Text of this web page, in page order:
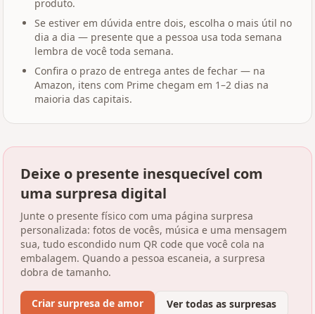
produto.
Se estiver em dúvida entre dois, escolha o mais útil no
dia a dia — presente que a pessoa usa toda semana
lembra de você toda semana.
Confira o prazo de entrega antes de fechar — na
Amazon, itens com Prime chegam em 1–2 dias na
maioria das capitais.
Deixe o presente inesquecível com
uma surpresa digital
Junte o presente físico com uma página surpresa
personalizada: fotos de vocês, música e uma mensagem
sua, tudo escondido num QR code que você cola na
embalagem. Quando a pessoa escaneia, a surpresa
dobra de tamanho.
Criar surpresa de amor Ver todas as surpresas